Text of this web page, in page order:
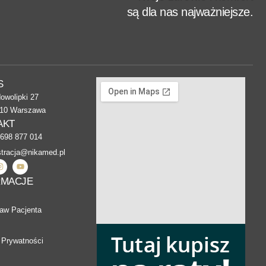
są dla nas najważniejsze.
27
Warszawa
877 014
Pacjenta